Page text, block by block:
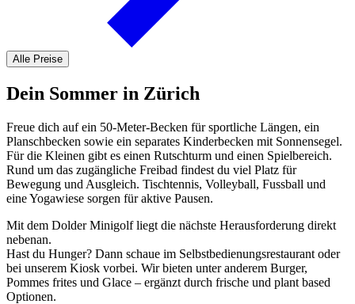
Alle Preise
Dein Sommer in Zürich
Freue dich auf ein 50-Meter-Becken für sportliche Längen, ein
Planschbecken sowie ein separates Kinderbecken mit Sonnensegel.
Für die Kleinen gibt es einen Rutschturm und einen Spielbereich.
Rund um das zugängliche Freibad findest du viel Platz für
Bewegung und Ausgleich. Tischtennis, Volleyball, Fussball und
eine Yogawiese sorgen für aktive Pausen.
Mit dem Dolder Minigolf liegt die nächste Herausforderung direkt
nebenan.
Hast du Hunger? Dann schaue im Selbstbedienungsrestaurant oder
bei unserem Kiosk vorbei. Wir bieten unter anderem Burger,
Pommes frites und Glace – ergänzt durch frische und plant based
Optionen.